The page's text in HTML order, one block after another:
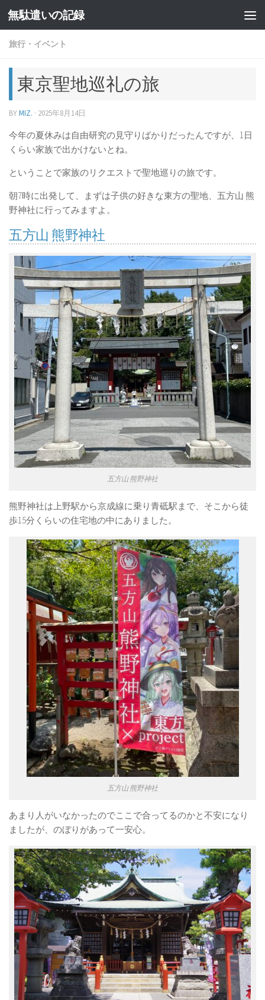
コンテンツへスキップ
無駄遣いの記録
旅行・イベント
東京聖地巡礼の旅
BYMIZ. · 2025年8月14日
今年の夏休みは自由研究の見守りばかりだったんですが、1日
くらい家族で出かけないとね。
ということで家族のリクエストで聖地巡りの旅です。
朝7時に出発して、まずは子供の好きな東方の聖地、五方山 熊
野神社に行ってみますよ。
五方山 熊野神社
五方山 熊野神社
熊野神社は上野駅から京成線に乗り青砥駅まで、そこから徒
歩15分くらいの住宅地の中にありました。
五方山 熊野神社
あまり人がいなかったのでここで合ってるのかと不安になり
ましたが、のぼりがあって一安心。